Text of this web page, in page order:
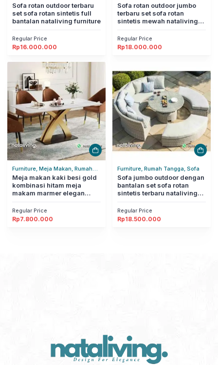
Sofa rotan outdoor terbaru
set sofa rotan sintetis full
bantalan nataliving furniture
Regular Price
Rp16.000.000
Sofa rotan outdoor jumbo
terbaru set sofa rotan
sintetis mewah nataliving
Regular Price
Rp18.000.000
Furniture, Meja Makan, Rumah
Tangga
Meja makan kaki besi gold
kombinasi hitam meja
makam marmer elegan
Regular Price
Rp7.800.000
Furniture, Rumah Tangga, Sofa
Sofa jumbo outdoor dengan
bantalan set sofa rotan
sintetis terbaru nataliving
Regular Price
Rp18.500.000